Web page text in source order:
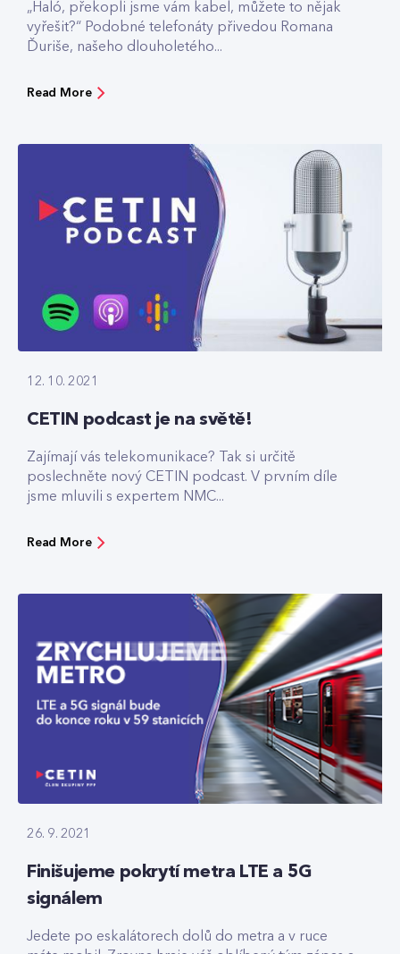
„Haló, překopli jsme vám kabel, můžete to nějak
vyřešit?“ Podobné telefonáty přivedou Romana
Ďuriše, našeho dlouholetého...
Read More
12. 10. 2021
CETIN podcast je na světě!
Zajímají vás telekomunikace? Tak si určitě
poslechněte nový CETIN podcast. V prvním díle
jsme mluvili s expertem NMC...
Read More
26. 9. 2021
Finišujeme pokrytí metra LTE a 5G
signálem
Jedete po eskalátorech dolů do metra a v ruce